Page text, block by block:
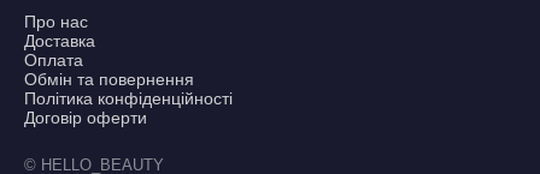
Про нас
Доставка
Оплата
Обмін та повернення
Політика конфіденційності
Договір оферти
© HELLO_BEAUTY